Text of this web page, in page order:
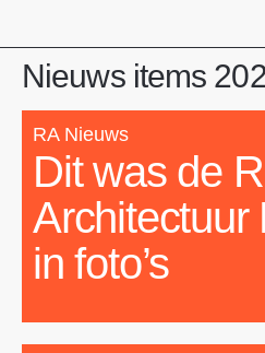
Nieuws items
RA Nieuws
Dit was de
Architectuur
in foto’s